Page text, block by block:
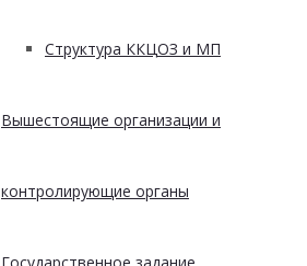
Структура ККЦОЗ и МП
Вышестоящие организации и
контролирующие органы